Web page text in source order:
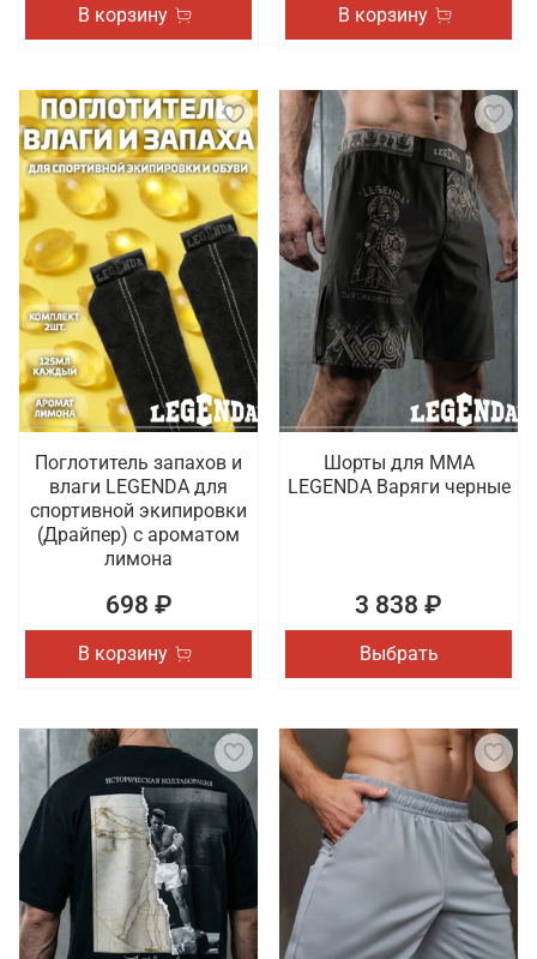
В корзину В корзину
Поглотитель запахов и
влаги LEGENDA для
спортивной экипировки
(Драйпер) с ароматом
лимона
698 ₽
В корзину
Шорты для MMA
LEGENDA Варяги черные
3 838 ₽
Выбрать